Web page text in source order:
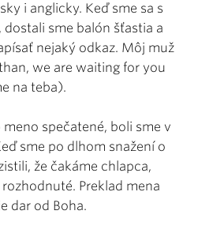
i anglicky. Keď sme sa s
dostali sme balón šťastia a
nejaký odkaz. Môj muž
we are waiting for you
na teba).
spečatené, boli sme v
sme po dlhom snažení o
že čakáme chlapca,
Preklad mena
dar od Boha.